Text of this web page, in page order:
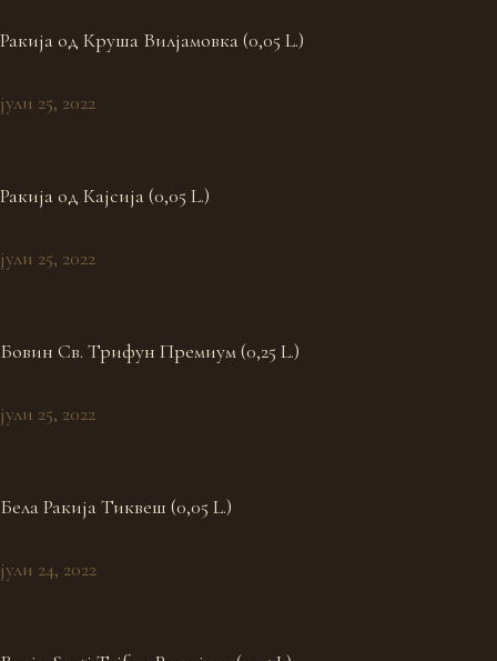
Ракија oд Круша Вилјамовка (0,05 L.)
јули 25, 2022
Ракија oд Кајсија (0,05 L.)
јули 25, 2022
Бовин Св. Трифун Премиум (0,25 L.)
јули 25, 2022
Бела Ракија Тиквеш (0,05 L.)
јули 24, 2022